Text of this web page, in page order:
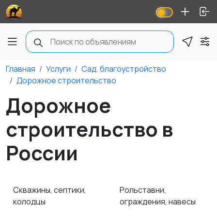
Главная Услуги
Сад, благоустройство
Дорожное строительство
Дорожное
строительство в
России
Скважины, септики,
колодцы
Рольставни,
ограждения, навесы